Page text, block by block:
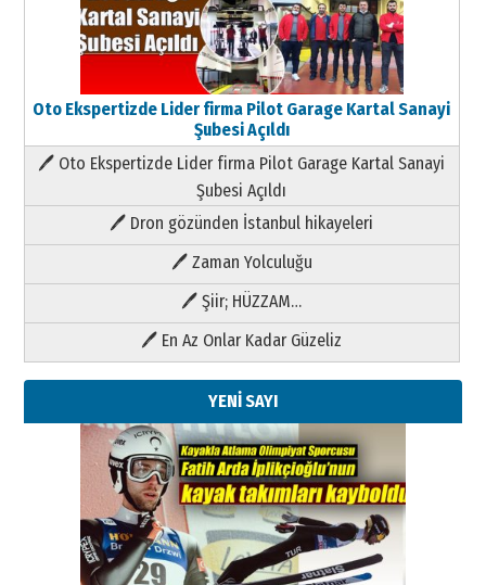
Oto Ekspertizde Lider firma Pilot Garage Kartal Sanayi
Şubesi Açıldı
🖊 Oto Ekspertizde Lider firma Pilot Garage Kartal Sanayi
Şubesi Açıldı
🖊 Dron gözünden İstanbul hikayeleri
🖊 Zaman Yolculuğu
🖊 Şiir; HÜZZAM…
🖊 En Az Onlar Kadar Güzeliz
YENİ SAYI